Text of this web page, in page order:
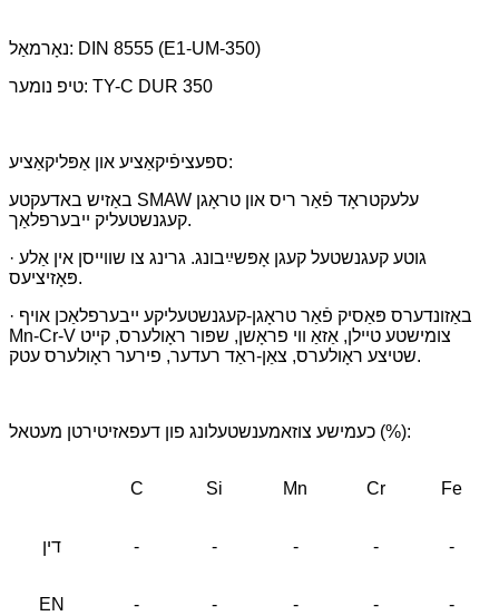
נאָרמאַל: DIN 8555 (E1-UM-350)
טיפ נומער: TY-C DUR 350
ספּעציפֿיקאַציע און אַפּליקאַציע:
באַזיש באדעקטע SMAW עלעקטראָד פֿאַר ריס און טראָגן
קעגנשטעליק ייבערפלאַך.
· גוטע קעגנשטעל קעגן אָפּשײַבונג. גרינג צו שווייסן אין אַלע
פּאָזיציעס.
· באַזונדערס פּאַסיק פֿאַר טראָגן-קעגנשטעליקע ייבערפלאַכן אויף
Mn-Cr-V צומישטע טיילן, אַזאַ ווי פראָשן, שפּור ראָולערס, קייט
שטיצע ראָולערס, צאַן-ראַד רעדער, פירער ראָולערס עטק.
כעמישע צוזאמענשטעלונג פון דעפאזיטירטן מעטאל (%):
C Si Mn Cr Fe
דין - - - - -
EN - - - - -